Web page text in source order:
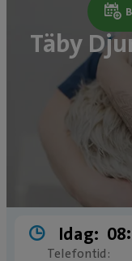
Täby
Idag:
Telefontid: